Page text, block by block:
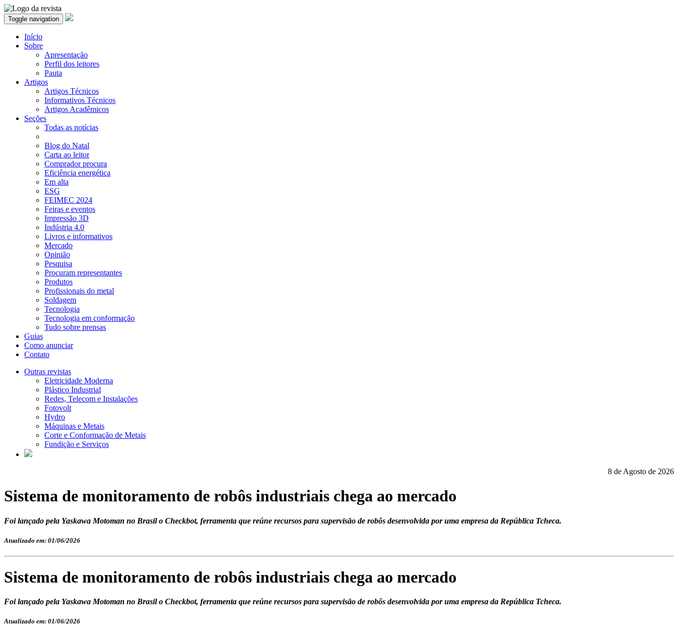
Toggle navigation
Início
Sobre
Apresentação
Perfil dos leitores
Pauta
Artigos
Artigos Técnicos
Informativos Técnicos
Artigos Acadêmicos
Seções
Todas as notícias
Blog do Natal
Carta ao leitor
Comprador procura
Eficiência energética
Em alta
ESG
FEIMEC 2024
Feiras e eventos
Impressão 3D
Indústria 4.0
Livros e informativos
Mercado
Opinião
Pesquisa
Procuram representantes
Produtos
Profissionais do metal
Soldagem
Tecnologia
Tecnologia em conformação
Tudo sobre prensas
Guias
Como anunciar
Contato
Outras revistas
Eletricidade Moderna
Plástico Industrial
Redes, Telecom e Instalações
Fotovolt
Hydro
Máquinas e Metais
Corte e Conformação de Metais
Fundição e Serviços
8 de Agosto de 2026
Sistema de monitoramento de robôs industriais chega ao mercado
Foi lançado pela Yaskawa Motoman no Brasil o Checkbot, ferramenta que reúne recursos para supervisão de robôs desenvolvida por uma empresa da República Tcheca.
Atualizado em: 01/06/2026
Sistema de monitoramento de robôs industriais chega ao mercado
Foi lançado pela Yaskawa Motoman no Brasil o Checkbot, ferramenta que reúne recursos para supervisão de robôs desenvolvida por uma empresa da República Tcheca.
Atualizado em: 01/06/2026